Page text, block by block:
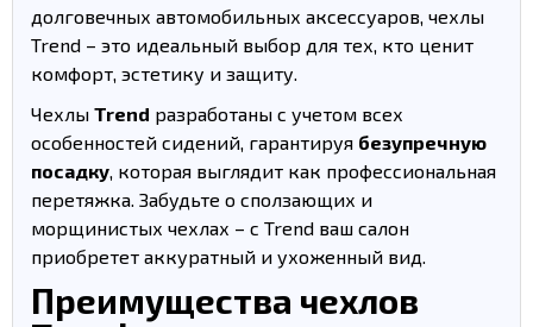
долговечных автомобильных аксессуаров, чехлы
Trend – это идеальный выбор для тех, кто ценит
комфорт, эстетику и защиту.
Чехлы Trend разработаны с учетом всех
особенностей сидений, гарантируя безупречную
посадку, которая выглядит как профессиональная
перетяжка. Забудьте о сползающих и
морщинистых чехлах – с Trend ваш салон
приобретет аккуратный и ухоженный вид.
Преимущества чехлов